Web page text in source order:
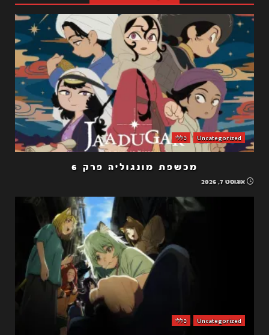
Uncategorized כללי
מכשפת מונגוליה פרק 6
אוגוסט 7, 2026
Uncategorized כללי